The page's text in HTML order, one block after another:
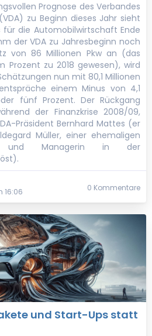
Prognose des Verbandes
zu Beginn dieses Jahr sieht
für die Automobilwirtschaft Ende
der VDA zu Jahresbeginn noch
von 86 Millionen Pkw an (das
Prozent zu 2018 gewesen), wird
nun mit 80,1 Millionen
einem Minus von 4,1
fünf Prozent. Der Rückgang
der Finanzkrise 2008/09,
Präsident Bernhard Mattes (er
Müller, einer ehemaligen
und Managerin in der
16:06
0 Kommentare
und Start-Ups statt